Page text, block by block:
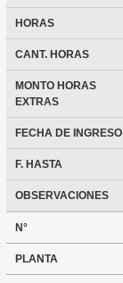
HORAS
CANT. HORAS
MONTO HORAS
EXTRAS
FECHA DE INGRESO
F. HASTA
OBSERVACIONES
N°
PLANTA